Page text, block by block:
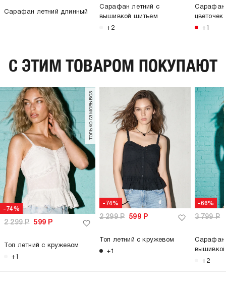
Сарафан летний длинный
Сарафан летний с
вышивкой шитьем
+2
Сарафан
цветочек
+1
C ЭТИМ ТОВАРОМ ПОКУПАЮТ
-74%
только самовывоз
2 299Р 599 Р
Топ летний с кружевом
+1
-74%
2 299Р 599Р
Топ летний с кружевом
+1
-66%
3 799Р
Сарафан
+2